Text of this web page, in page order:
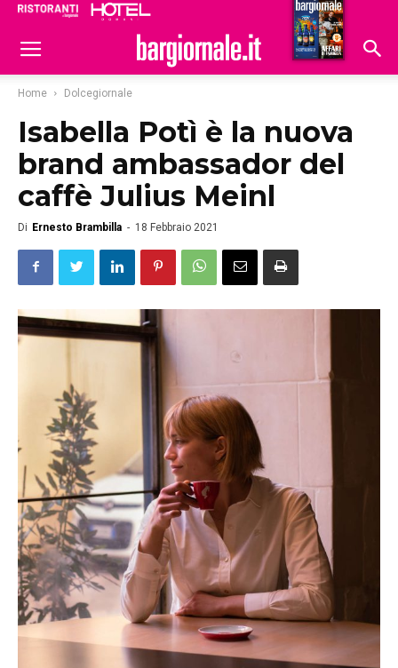
Hoteldomani
Home Dolcegiornale
Isabella Potì è la nuova
brand ambassador del
caffè Julius Meinl
Di Ernesto Brambilla - 18 Febbraio 2021